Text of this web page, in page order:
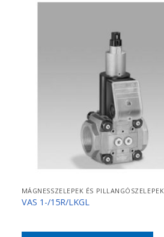
MÁGNESSZELEPEK ÉS PILLANGÓSZELEPEK
VAS 1-/15R/LKGL